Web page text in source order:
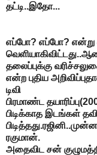
தட்டி..இதோ...
எப்போ? எப்போ? என்று
தலைப்புக்கு
என்ற புதிய
டிவி
பிரமாண்ட
பிடிக்காத இடங்கள்
ரகுமான்.
அதைவிட சன்